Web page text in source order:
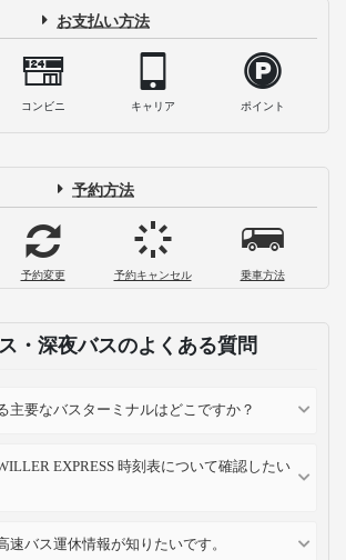
お支払い方法
コンビニ キャリア ポイント
予約方法
予約変更 予約キャンセル 乗車方法
・深夜バスのよくある質問
主要なバスターミナルはどこですか？
EXPRESS 時刻表について確認したい
速バス運休情報が知りたいです。